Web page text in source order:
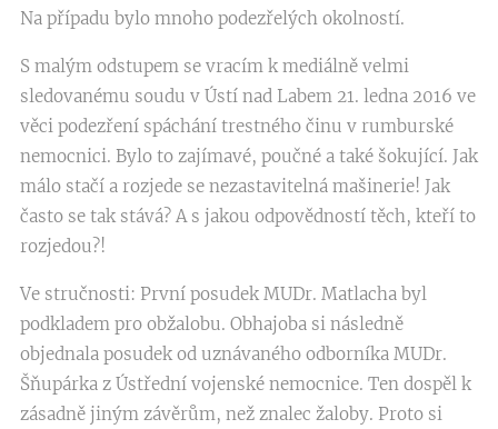
Na případu bylo mnoho podezřelých okolností.
S malým odstupem se vracím k mediálně velmi
sledovanému soudu v Ústí nad Labem 21. ledna 2016 ve
věci podezření spáchání trestného činu v rumburské
nemocnici. Bylo to zajímavé, poučné a také šokující. Jak
málo stačí a rozjede se nezastavitelná mašinerie! Jak
často se tak stává? A s jakou odpovědností těch, kteří to
rozjedou?!
Ve stručnosti: První posudek MUDr. Matlacha byl
podkladem pro obžalobu. Obhajoba si následně
objednala posudek od uznávaného odborníka MUDr.
Šňupárka z Ústřední vojenské nemocnice. Ten dospěl k
zásadně jiným závěrům, než znalec žaloby. Proto si